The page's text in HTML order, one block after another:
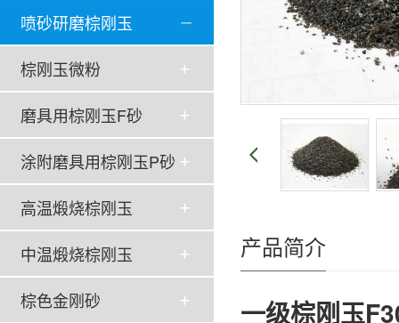
喷砂研磨棕刚玉
棕刚玉微粉
磨具用棕刚玉F砂
涂附磨具用棕刚玉P砂
高温煅烧棕刚玉
中温煅烧棕刚玉
棕色金刚砂
产品简介
一级棕刚玉